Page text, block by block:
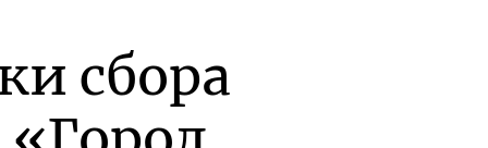
сбора